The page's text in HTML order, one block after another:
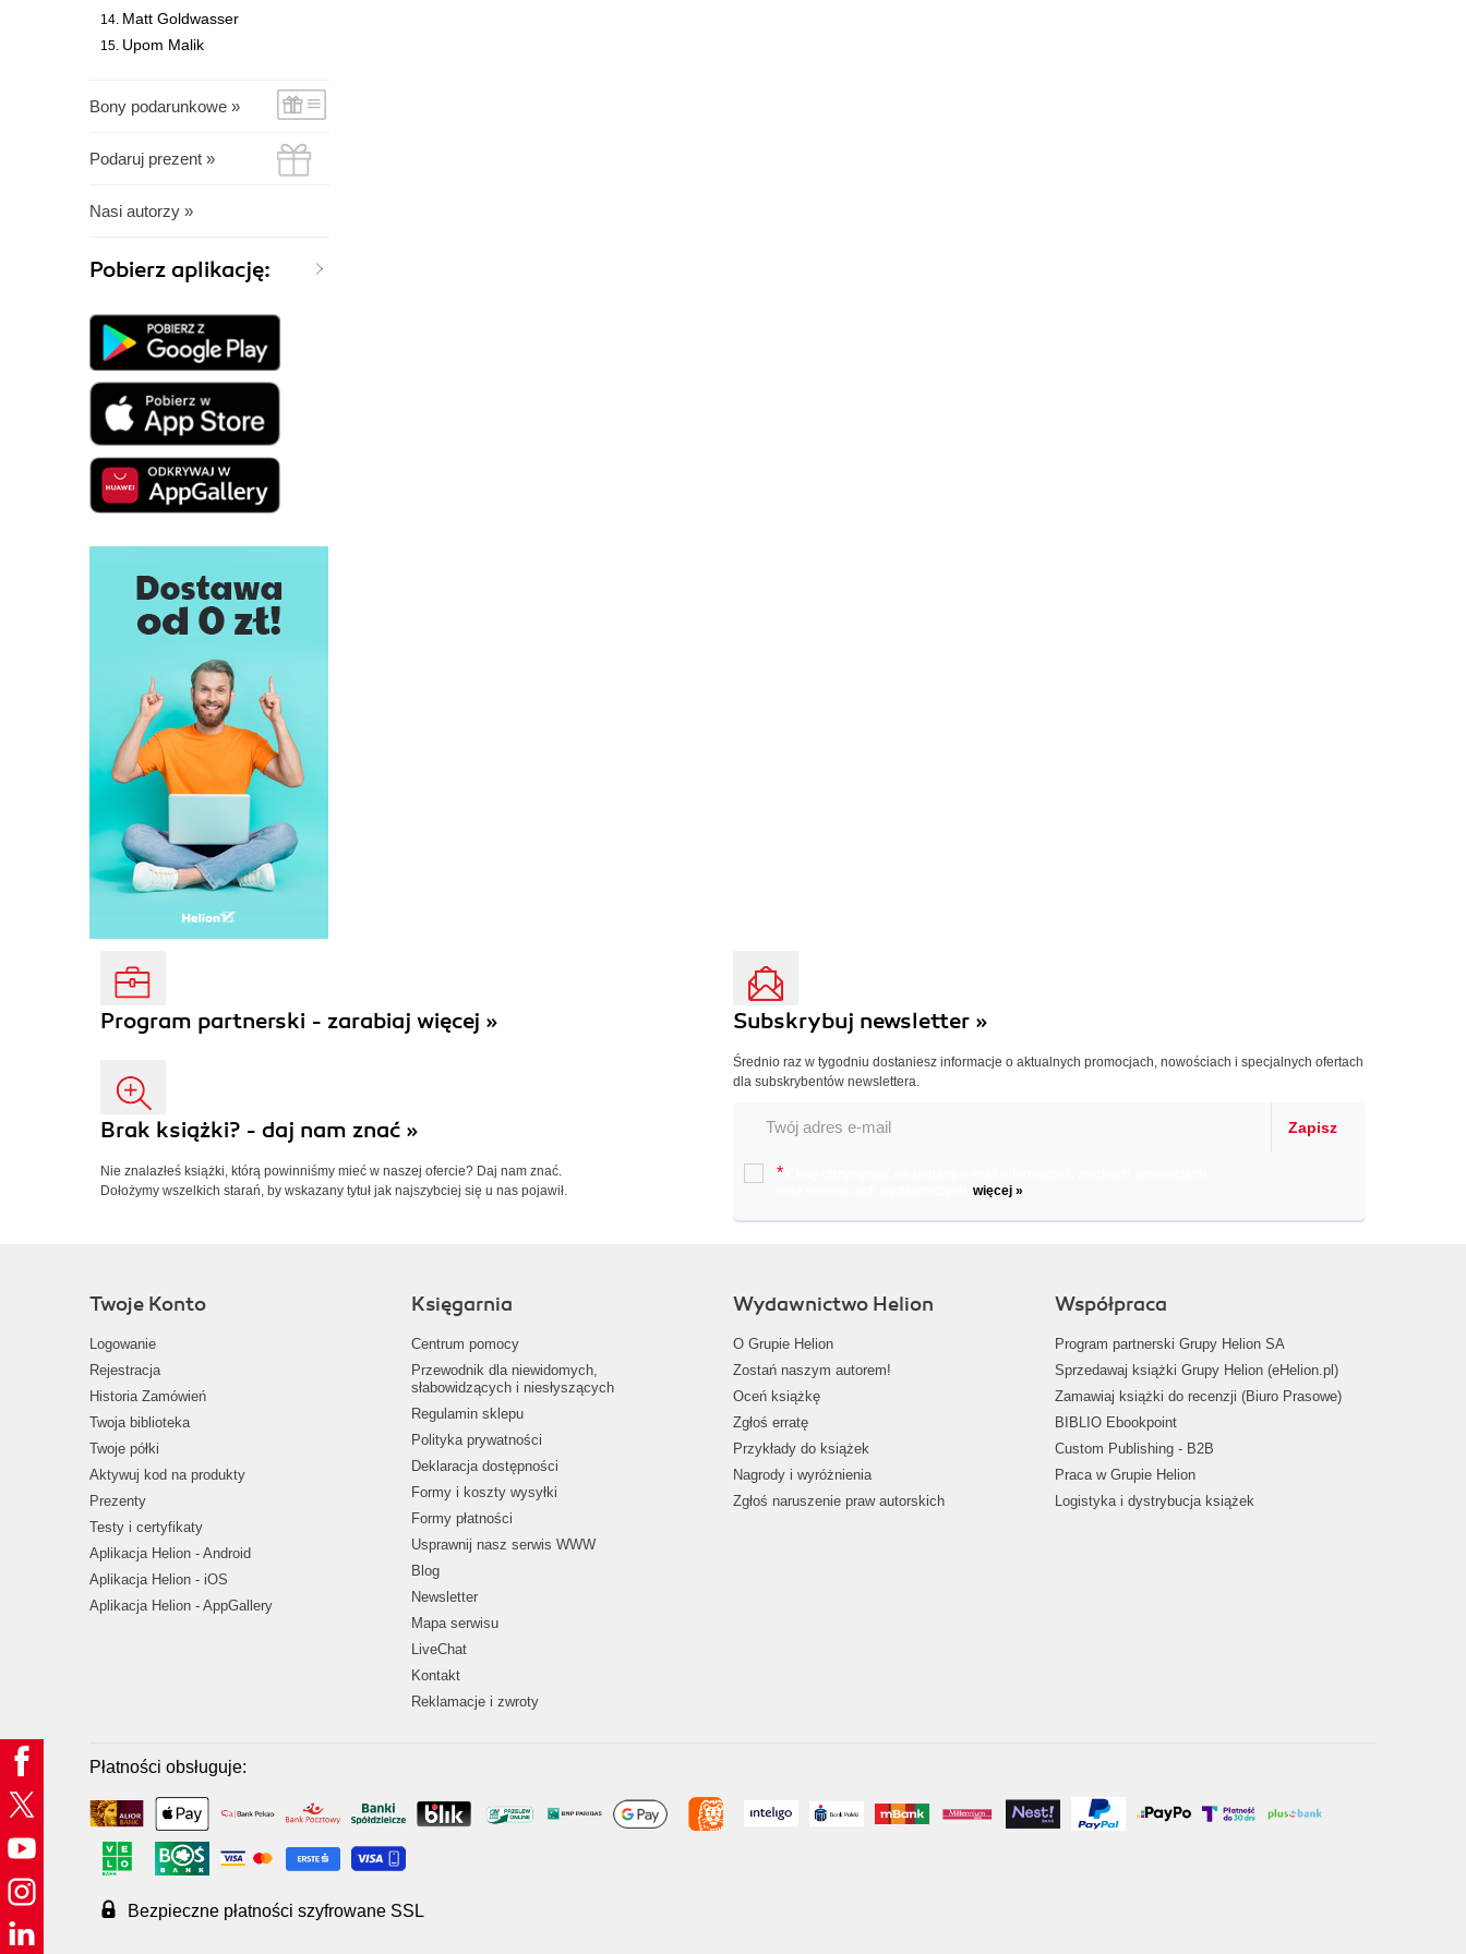
Matt Goldwasser
Upom Malik
Bony podarunkowe »
Podaruj prezent »
Nasi autorzy »
Pobierz aplikację:
Program partnerski - zarabiaj więcej »
Brak książki? - daj nam znać »
Nie znalazłeś książki, którą powinniśmy mieć w naszej ofercie? Daj nam znać.
Dołożymy wszelkich starań, by wskazany tytuł jak najszybciej się u nas pojawił.
Subskrybuj newsletter »
Średnio raz w tygodniu dostaniesz informacje o aktualnych promocjach, nowościach i specjalnych ofertach
dla subskrybentów newslettera.
Zapisz
*
więcej »
Twoje Konto
Logowanie
Rejestracja
Historia Zamówień
Twoja biblioteka
Twoje półki
Aktywuj kod na produkty
Prezenty
Testy i certyfikaty
Aplikacja Helion - Android
Aplikacja Helion - iOS
Aplikacja Helion - AppGallery
Księgarnia
Centrum pomocy
Przewodnik dla niewidomych,
słabowidzących i niesłyszących
Regulamin sklepu
Polityka prywatności
Deklaracja dostępności
Formy i koszty wysyłki
Formy płatności
Usprawnij nasz serwis WWW
Blog
Newsletter
Mapa serwisu
LiveChat
Kontakt
Reklamacje i zwroty
Wydawnictwo Helion
O Grupie Helion
Zostań naszym autorem!
Oceń książkę
Zgłoś erratę
Przykłady do książek
Nagrody i wyróżnienia
Zgłoś naruszenie praw autorskich
Współpraca
Program partnerski Grupy Helion SA
Sprzedawaj książki Grupy Helion (eHelion.pl)
Zamawiaj książki do recenzji (Biuro Prasowe)
BIBLIO Ebookpoint
Custom Publishing - B2B
Praca w Grupie Helion
Logistyka i dystrybucja książek
Płatności obsługuje:
Bezpieczne płatności szyfrowane SSL